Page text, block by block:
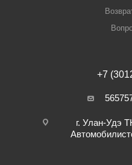
+7
г. Улан-Удэ